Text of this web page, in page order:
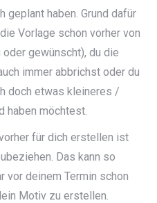
geplant haben. Grund dafür
Vorlage schon vorher von
gewünscht), du die
immer abbrichst oder du
doch etwas kleineres /
haben möchtest.
für dich erstellen ist
Das kann so
vor deinem Termin schon
Motiv zu erstellen.